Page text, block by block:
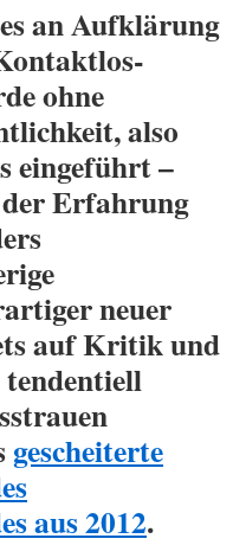
an Aufklärung
ohne
also
eingeführt –
der Erfahrung
neuer
auf Kritik und
tendentiell
gescheiterte
aus 2012.